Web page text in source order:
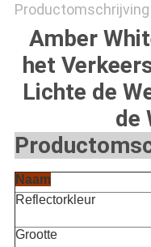
Productomschrijving
Amber
het
Lichte de
de
Naam
Reflectorkleur
Grootte